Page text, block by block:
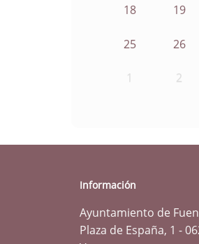
18 19
25 26
1 2
Información
Ayuntamiento de
Plaza de España, 1 -